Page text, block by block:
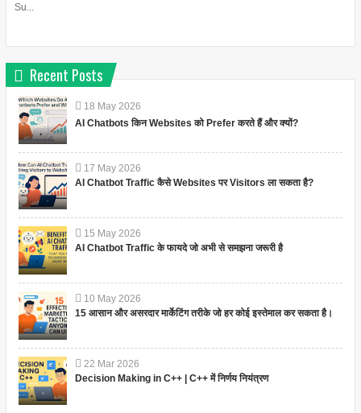
Su...
Recent Posts
18 May 2026
AI Chatbots किन Websites को Prefer करते हैं और क्यों?
17 May 2026
AI Chatbot Traffic कैसे Websites पर Visitors ला सकता है?
15 May 2026
AI Chatbot Traffic के फायदे जो अभी से समझना जरूरी है
10 May 2026
15 आसान और असरदार मार्केटिंग तरीके जो हर कोई इस्तेमाल कर सकता है।
22 Mar 2026
Decision Making in C++ | C++ में निर्णय नियंत्रण